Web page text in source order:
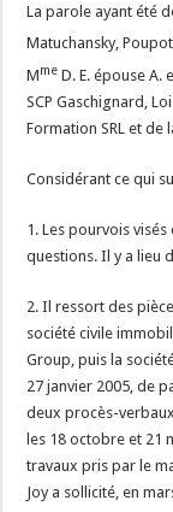
La parole ayant été
Matuchansky,
Mme D. E. épouse A.
SCP Gaschignard,
Formation SRL et de
Considérant ce qui
1. Les pourvois
questions. Il y a lieu
2. Il ressort des
société civile
Group, puis la
27 janvier 2005, de
deux procès-
les 18 octobre et 21
travaux pris par le
Joy a sollicité, en